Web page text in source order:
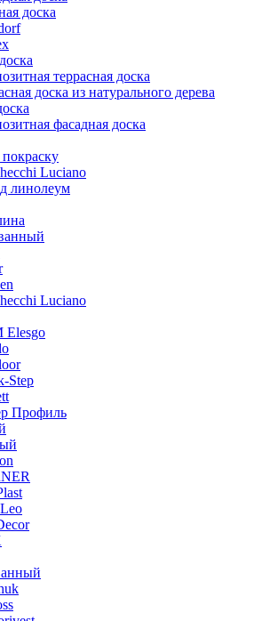
доска
террасная доска
доска из натурального дерева
фасадная доска
Luciano
линолеум
Luciano
Elesgo
Step
Профиль